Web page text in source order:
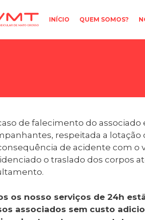
INÍCIO QUEM SOMOS?
de falecimento do associado
respeitada a lotação
de acidente com o
o traslado dos corpos
os nosso serviços de 24h
associados sem custo